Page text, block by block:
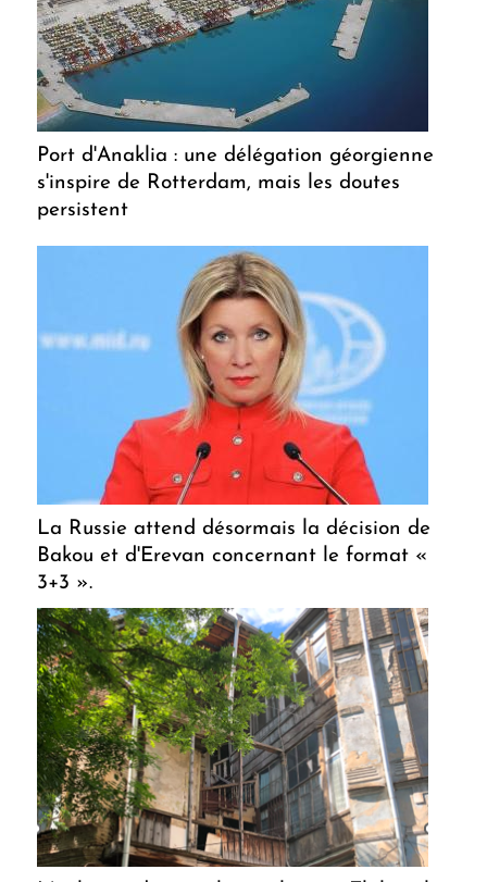
Port d'Anaklia : une délégation géorgienne
s'inspire de Rotterdam, mais les doutes
persistent
La Russie attend désormais la décision de
Bakou et d'Erevan concernant le format «
3+3 ».